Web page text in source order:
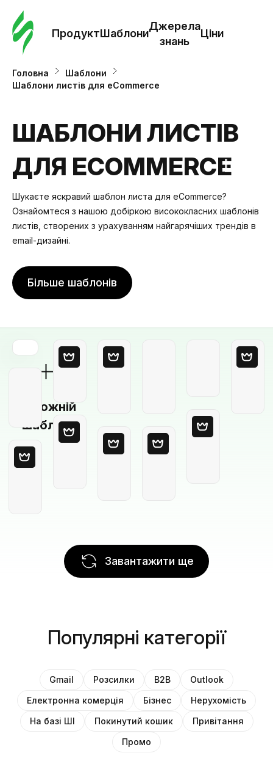
ПродуктШаблони
Джерела
знань
Ціни
Ціни
Головна
Шаблони
Шаблони листів для eCommerce
ШАБЛОНИ ЛИСТІВ
ДЛЯ ECOMMERCE
Шукаєте яскравий шаблон листа для eCommerce?
Ознайомтеся з нашою добіркою висококласних шаблонів
листів, створених з урахуванням найгарячіших трендів в
email-дизайні.
Більше шаблонів
Порожній
шаблон
Завантажити ще
Популярні категорії
Gmail Розсилки B2B
Outlook
Електронна комерція
Бізнес
Нерухомість
На базі ШІ
Покинутий кошик
Привітання
Промо